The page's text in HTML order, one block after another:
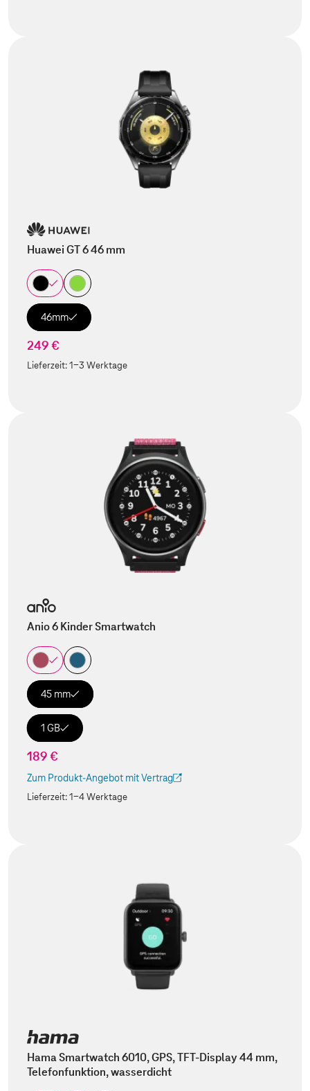
Huawei GT 6 46 mm
46mm
249 €
Lieferzeit:1-3 Werktage
Anio 6 Kinder Smartwatch
45 mm
1 GB
189 €
Zum Produkt-Angebot mit Vertrag
(Der Link wird in einem neuen Tab geöffnet)
Lieferzeit:1-4 Werktage
Hama Smartwatch 6010, GPS, TFT-Display 44 mm,
Telefonfunktion, wasserdicht